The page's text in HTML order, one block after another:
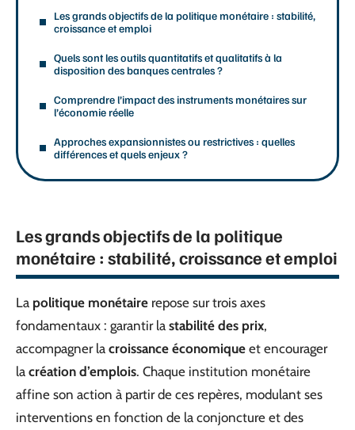
Les grands objectifs de la politique monétaire : stabilité,
croissance et emploi
Quels sont les outils quantitatifs et qualitatifs à la
disposition des banques centrales ?
Comprendre l’impact des instruments monétaires sur
l’économie réelle
Approches expansionnistes ou restrictives : quelles
différences et quels enjeux ?
Les grands objectifs de la politique
monétaire : stabilité, croissance et emploi
La politique monétaire repose sur trois axes
fondamentaux : garantir la stabilité des prix,
accompagner la croissance économique et encourager
la création d’emplois. Chaque institution monétaire
affine son action à partir de ces repères, modulant ses
interventions en fonction de la conjoncture et des